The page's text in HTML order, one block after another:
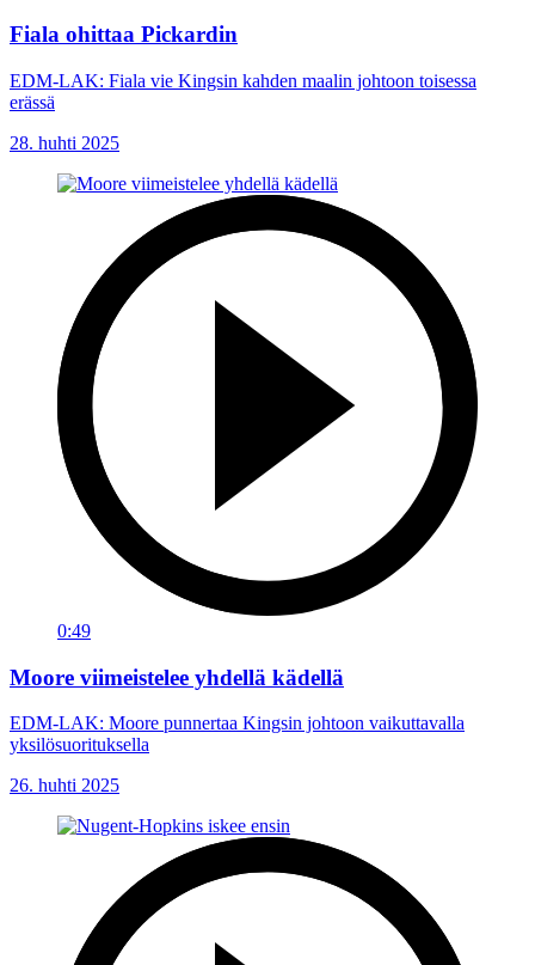
Fiala ohittaa Pickardin
EDM-LAK: Fiala vie Kingsin kahden maalin johtoon toisessa
erässä
28. huhti 2025
0:49
Moore viimeistelee yhdellä kädellä
EDM-LAK: Moore punnertaa Kingsin johtoon vaikuttavalla
yksilösuorituksella
26. huhti 2025